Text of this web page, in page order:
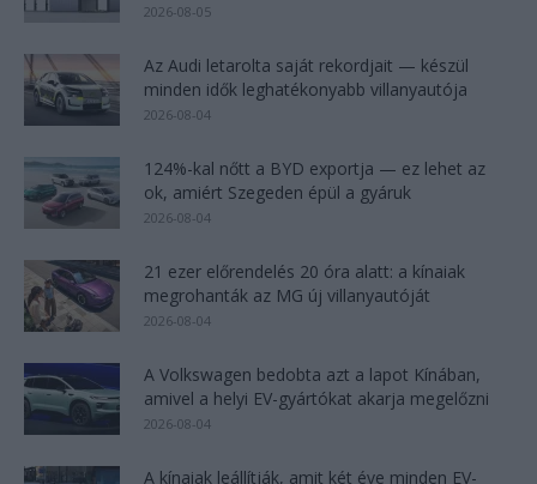
2026-08-05
Az Audi letarolta saját rekordjait — készül
minden idők leghatékonyabb villanyautója
2026-08-04
124%-kal nőtt a BYD exportja — ez lehet az
ok, amiért Szegeden épül a gyáruk
2026-08-04
21 ezer előrendelés 20 óra alatt: a kínaiak
megrohanták az MG új villanyautóját
2026-08-04
A Volkswagen bedobta azt a lapot Kínában,
amivel a helyi EV-gyártókat akarja megelőzni
2026-08-04
A kínaiak leállítják, amit két éve minden EV-